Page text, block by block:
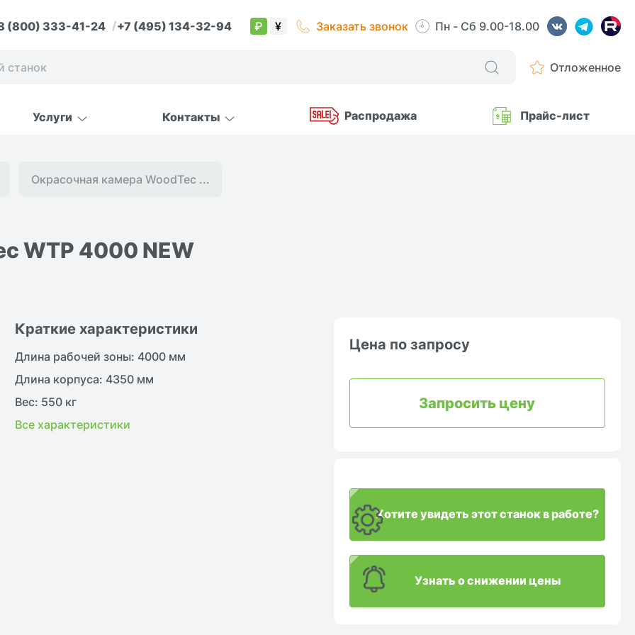
(800) 333-41-24 +7 (495) 134-32-94 ₽ ¥ Заказать звонок Пн - Сб 9.00-18.00
Отложенное
Услуги Контакты Распродажа Прайс-лист
Окрасочная камера WoodTec ...
WTP 4000 NEW
Краткие характеристики
Длина рабочей зоны: 4000 мм
Длина корпуса: 4350 мм
Вес: 550 кг
Все характеристики
Цена по запросу
Запросить цену
Хотите увидеть этот станок в работе?
Узнать о снижении цены